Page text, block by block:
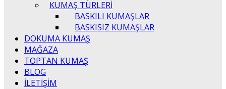
KUMAŞ TÜRLERİ
BASKILI KUMAŞLAR
BASKISIZ KUMAŞLAR
DOKUMA KUMAŞ
MAĞAZA
TOPTAN KUMAŞ
BLOG
İLETİŞİM